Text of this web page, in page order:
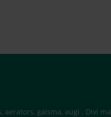
aerators, gaisma, augi . Divi